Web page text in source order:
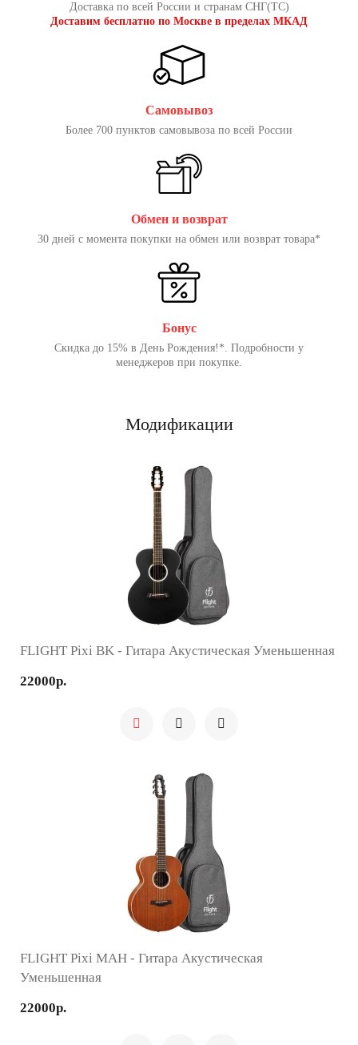
Доставка по всей России и странам СНГ(ТС)
Доставим бесплатно по Москве в пределах МКАД
Самовывоз
Более 700 пунктов самовывоза по всей России
Обмен и возврат
30 дней с момента покупки на обмен или возврат товара*
Бонус
Скидка до 15% в День Рождения!*. Подробности у
менеджеров при покупке.
Модификации
FLIGHT Pixi BK - Гитара Акустическая Уменьшенная
22000р.
FLIGHT Pixi MAH - Гитара Акустическая
Уменьшенная
22000р.